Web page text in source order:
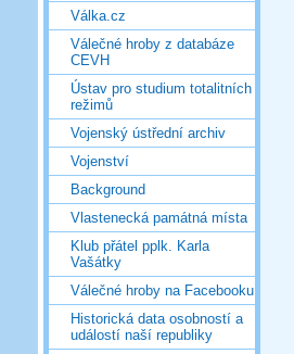
Válka.cz
Válečné hroby z databáze
CEVH
Ústav pro studium totalitních
režimů
Vojenský ústřední archiv
Vojenství
Background
Vlastenecká památná místa
Klub přátel pplk. Karla
Vašátky
Válečné hroby na Facebooku
Historická data osobností a
událostí naší republiky